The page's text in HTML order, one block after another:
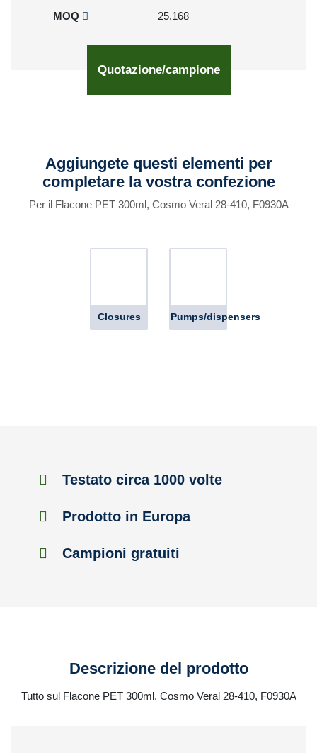
MOQ
25.168
Quotazione/campione
Aggiungete questi elementi per
completare la vostra confezione
Per il Flacone PET 300ml, Cosmo Veral 28-410, F0930A
Closures Pumps/dispensers
Testato circa 1000 volte
Prodotto in Europa
Campioni gratuiti
Descrizione del prodotto
Tutto sul Flacone PET 300ml, Cosmo Veral 28-410, F0930A